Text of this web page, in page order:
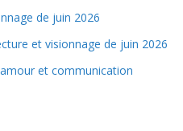
de juin 2026
et visionnage de juin 2026
et communication